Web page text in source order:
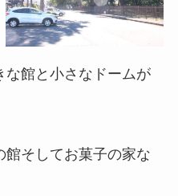
な館と小さなドームが
館そしてお菓子の家な